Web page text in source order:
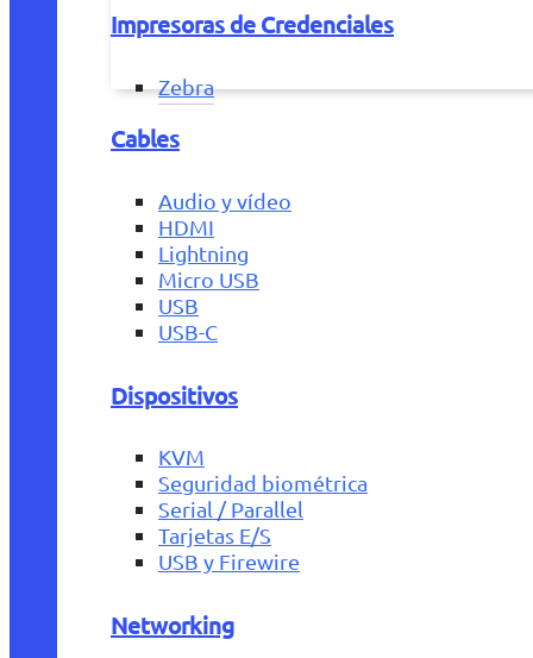
Impresoras de Credenciales
Zebra
Cables
Audio y vídeo
HDMI
Lightning
Micro USB
USB
USB-C
Dispositivos
KVM
Seguridad biométrica
Serial / Parallel
Tarjetas E/S
USB y Firewire
Networking